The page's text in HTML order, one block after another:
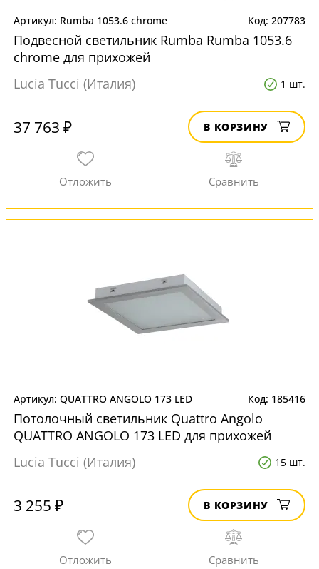
Rumba 1053.6 chrome 207783
Подвесной светильник Rumba Rumba 1053.6
chrome для прихожей
Lucia Tucci (Италия)
1 шт.
37 763 ₽ В КОРЗИНУ
QUATTRO ANGOLO 173 LED 185416
Потолочный светильник Quattro Angolo
QUATTRO ANGOLO 173 LED для прихожей
Lucia Tucci (Италия)
15 шт.
3 255 ₽ В КОРЗИНУ